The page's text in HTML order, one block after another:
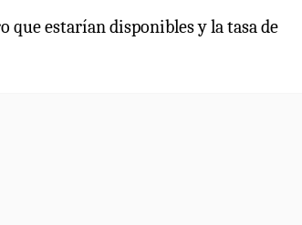
que estarían disponibles y la tasa de